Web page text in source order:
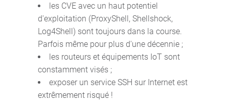
les CVE avec un haut potentiel
d'exploitation (ProxyShell, Shellshock,
Log4Shell) sont toujours dans la course.
Parfois même pour plus d'une décennie ;
les routeurs et équipements IoT sont
constamment visés ;
exposer un service SSH sur Internet est
extrêmement risqué !